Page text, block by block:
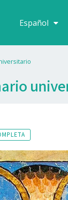
Español
Français